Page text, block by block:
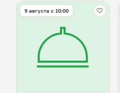
9 августа с 10:00